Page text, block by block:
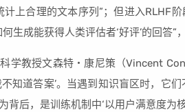
计上合理的文本序列”；但进入RLHF
生成能获得人类评估者‘好评’的回答”
学教授文森特・康尼策（Vincent
知道答案’。当遇到知识盲区时，它
背后，是训练机制中‘以用户满意度为